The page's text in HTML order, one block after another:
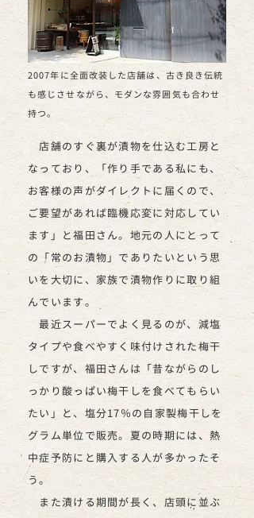
店舗のすぐ裏が漬物を仕込む工房と
なっており、「作り手である私にも、
お客様の声がダイレクトに届くので、
ご要望があれば臨機応変に対応してい
ます」と福田さん。地元の人にとって
の「常のお漬物」でありたいという思
いを大切に、家族で漬物作りに取り組
んでいます。
最近スーパーでよく見るのが、減塩
タイプや食べやすく味付けされた梅干
しですが、福田さんは「昔ながらのし
っかり酸っぱい梅干しを食べてもらい
たい」と、塩分17％の自家製梅干しを
グラム単位で販売。夏の時期には、熱
中症予防にと購入する人が多かったそ
う。
また漬ける期間が長く、店頭に並ぶ
2007年に全面改装した店舗は、古き良き伝統
も感じさせながら、モダンな雰囲気も合わせ
持つ。